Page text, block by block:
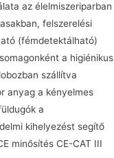
az élelmiszeriparban
felszerelési
(fémdetektálható)
a higiénikus
szállítva
anyag a kényelmes
a
kihelyezést segítő
minősítés CE-CAT III